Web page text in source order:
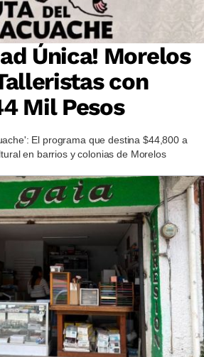
Única! Morelos
con
Mil Pesos
El programa que destina $44,800 a
en barrios y colonias de Morelos